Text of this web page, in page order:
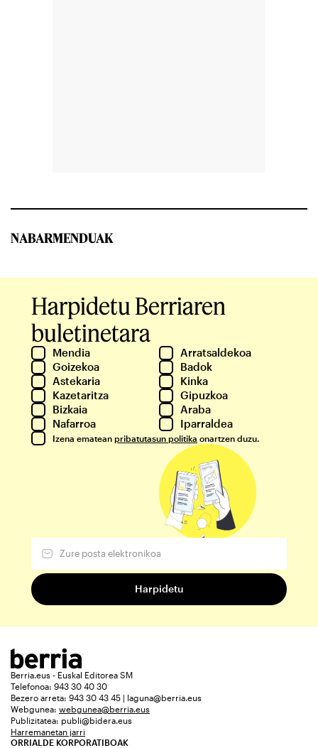
NABARMENDUAK
Harpidetu Berriaren
buletinetara
Mendia
Arratsaldekoa
Goizekoa
Badok
Astekaria
Kinka
Kazetaritza
Gipuzkoa
Bizkaia
Araba
Nafarroa
Iparraldea
Izena ematean pribatutasun politika onartzen duzu.
Berria.eus - Euskal Editorea SM
Telefonoa: 943 30 40 30
Bezero arreta: 943 30 43 45 | laguna@berria.eus
Webgunea: webgunea@berria.eus
Publizitatea: publi@bidera.eus
Harremanetan jarri
ORRIALDE KORPORATIBOAK